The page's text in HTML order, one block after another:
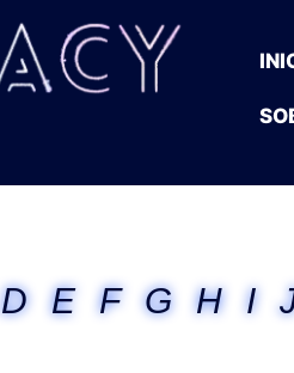
D E F G H I